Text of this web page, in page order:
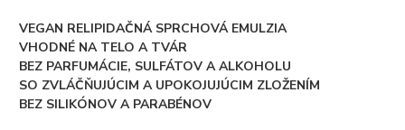
VEGAN RELIPIDAČNÁ SPRCHOVÁ EMULZIA
VHODNÉ NA TELO A TVÁR
BEZ PARFUMÁCIE, SULFÁTOV A ALKOHOLU
SO ZVLÁČŇUJÚCIM A UPOKOJUJÚCIM ZLOŽENÍM
BEZ SILIKÓNOV A PARABÉNOV